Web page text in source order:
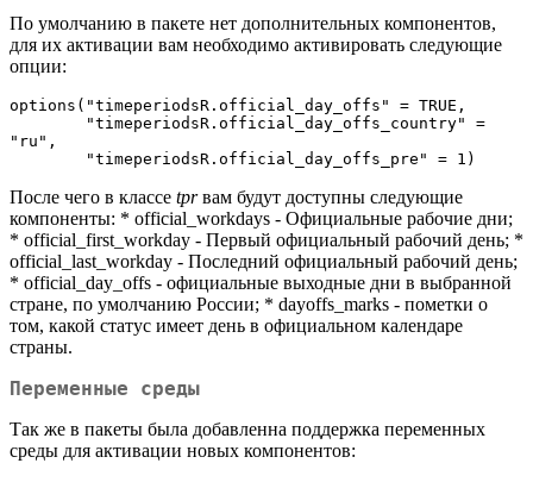
По умолчанию в пакете нет дополнительных компонентов,
для их активации вам необходимо активировать следующие
опции:
options("timeperiodsR.official_day_offs" = TRUE,
"ru",
        "timeperiodsR.official_day_offs_pre" = 1)
После чего в классе tprвам будут доступны следующие
компоненты: * official_workdays - Официальные рабочие дни;
* official_first_workday - Первый официальный рабочий день; *
official_last_workday - Последний официальный рабочий день;
* official_day_offs - официальные выходные дни в выбранной
стране, по умолчанию России; * dayoffs_marks - пометки о
том, какой статус имеет день в официальном календаре
страны.
Переменные среды
Так же в пакеты была добавленна поддержка переменных
среды для активации новых компонентов: